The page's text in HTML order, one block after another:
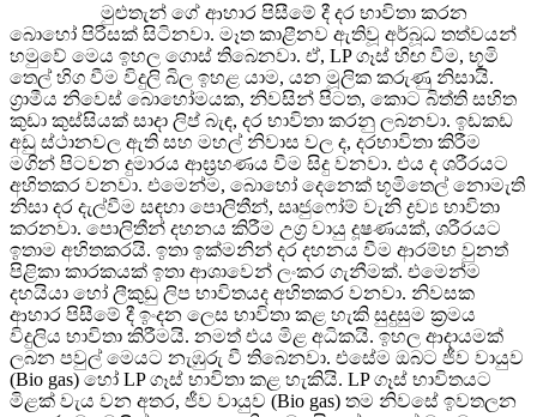
මුළුතැන් ගේ ආහාර පිසීමේ දී දර භාවිතා කරන
බොහෝ පිරිසක් සිටිනවා. මෑත කාළීනව ඇතිවූ අර්බූධ තත්වයන්
හමුවේ මෙය ඉහල ගොස් තිබෙනවා. ඒ, LP ගෑස් හිඟ වීම, භූමි
තෙල් හිග වීම විදුලි බිල ඉහළ යාම, යන මූලික කරුණු නිසායි.
ග්‍රාමීය නිවෙස් බොහෝමයක, නිවසින් පිටත, කොට බිත්ති සහිත
කුඩා කුස්සියක් සාදා ලිප් බැඳ, දර භාවිතා කරනු ලබනවා. ඉඩකඩ
අඩු ස්ථානවල ඇති සහ මහල් නිවාස වල ද, දරභාවිතා කිරීම
මගින් පිටවන දුමාරය ආඝ්‍රහණය වීම සිදු වනවා. එය ද ශරීරයට
අහිතකර වනවා. එමෙන්ම, බොහෝ දෙනෙක් භූමිතෙල් නොමැති
නිසා දර දැල්වීම සඳහා පොලිතීන්, සෘජුෆෝම් වැනි ද්‍රව්‍ය භාවිතා
කරනවා. පොලිතීන් දහනය කිරීම උග්‍ර වායු දූෂණයක්, ශරීරයට
ඉතාම අහිතකරයි. ඉතා ඉක්මනින් දර දහනය වීම ආරම්භ වුනත්
පිළිකා කාරකයක් ඉතා ආශාවෙන් ලංකර ගැනීමක්. එමෙන්ම
දහයියා හෝ ලීකුඩු ලිප භාවිතයද අහිතකර වනවා. නිවසක
ආහාර පිසීමේ දී ඉංදන ලෙස භාවිතා කළ හැකි සුදුසුම ක්‍රමය
විදුලිය භාවිතා කිරීමයි. නමත් එය මිළ අධිකයි. ඉහල ආදායමක්
ලබන පවුල් මෙයට නැඹුරු වී තිබෙනවා. එසේම ඔබට ජීව වායුව
(Bio gas) හෝ LP ගෑස් භාවිතා කළ හැකියි. LP ගෑස් භාවිතයට
මිළක් වැය වන අතර, ජීව වායුව (Bio gas) තම නිවසේ ඉවතලන